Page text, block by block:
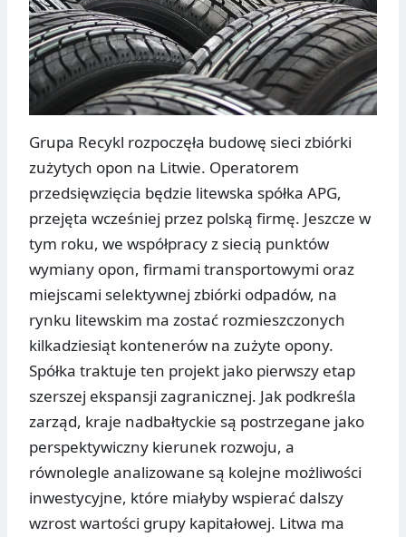
Grupa Recykl rozpoczęła budowę sieci zbiórki
zużytych opon na Litwie. Operatorem
przedsięwzięcia będzie litewska spółka APG,
przejęta wcześniej przez polską firmę. Jeszcze w
tym roku, we współpracy z siecią punktów
wymiany opon, firmami transportowymi oraz
miejscami selektywnej zbiórki odpadów, na
rynku litewskim ma zostać rozmieszczonych
kilkadziesiąt kontenerów na zużyte opony.
Spółka traktuje ten projekt jako pierwszy etap
szerszej ekspansji zagranicznej. Jak podkreśla
zarząd, kraje nadbałtyckie są postrzegane jako
perspektywiczny kierunek rozwoju, a
równolegle analizowane są kolejne możliwości
inwestycyjne, które miałyby wspierać dalszy
wzrost wartości grupy kapitałowej. Litwa ma